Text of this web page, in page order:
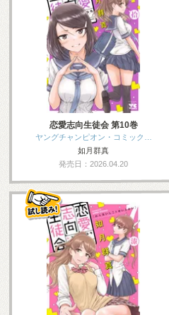
恋愛志向生徒会 第10巻
ヤングチャンピオン・コミック…
如月群真
発売日：2026.04.20